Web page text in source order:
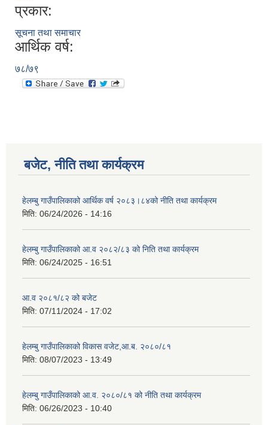
प्रकार:
सूचना तथा समाचार
आर्थिक वर्ष:
७८/७९
बजेट, नीति तथा कार्यक्रम
हेलम्बु गाउँपालिकाको आर्थिक वर्ष २०८३।८४को नीति तथा कार्यक्रम
मिति: 06/24/2026 - 14:16
हेलम्बु गाउँपालिकाको आ.व २०८२/८३ को निति तथा कार्यक्रम
मिति: 06/24/2025 - 16:51
आ.व २०८१/८२ को बजेट
मिति: 07/11/2024 - 17:02
हेलम्बु गाउँपालिकाको विकास वजेट,आ.ब. २०८०/८१
मिति: 08/07/2023 - 13:49
हेलम्बु गाउँपालिकाको आ.व. २०८०/८१ को नीति तथा कार्यक्रम
मिति: 06/26/2023 - 10:40